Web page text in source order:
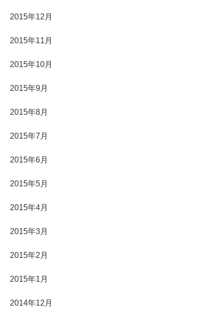
2015年12月
2015年11月
2015年10月
2015年9月
2015年8月
2015年7月
2015年6月
2015年5月
2015年4月
2015年3月
2015年2月
2015年1月
2014年12月